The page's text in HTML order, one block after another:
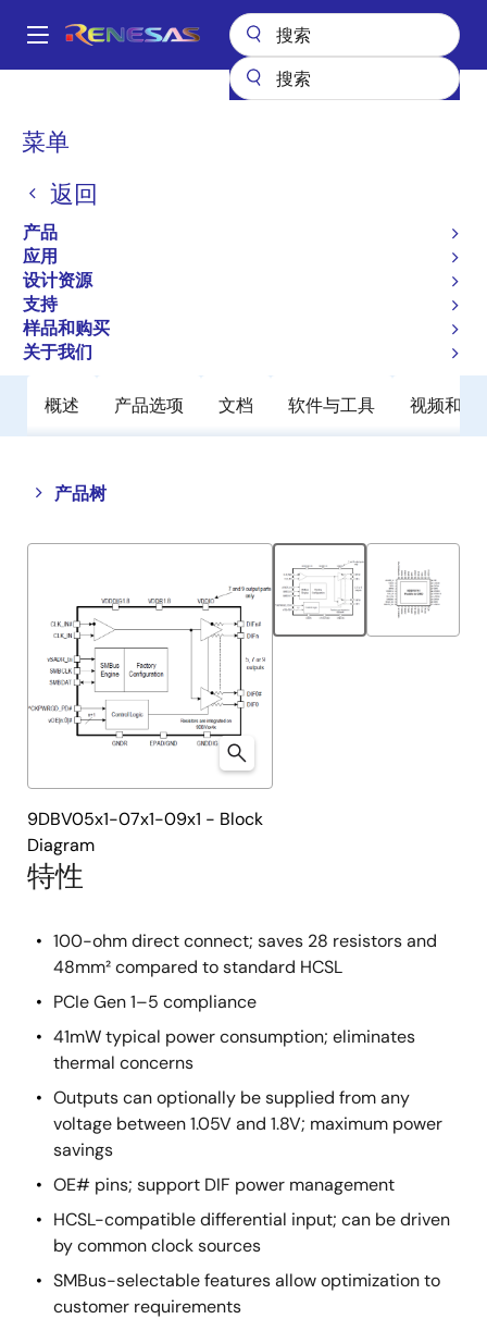
到
Main
菜单
返回
产品
应用
设计资源
支持
样品和购买
关于我们
面
屑
特定应用时钟 9DBV0741
9DBV0741
过时
7-Output 1.8V HCSL Fanout Clock
Buffer
概述 产品选项 文档 软件与工具 视频和活
产品树
Close
tree
Open
tree
特性
100-ohm direct connect; saves 28 resistors and
48mm² compared to standard HCSL
PCIe Gen 1–5 compliance
41mW typical power consumption; eliminates
thermal concerns
Outputs can optionally be supplied from any
voltage between 1.05V and 1.8V; maximum power
savings
OE# pins; support DIF power management
HCSL-compatible differential input; can be driven
by common clock sources
SMBus-selectable features allow optimization to
customer requirements
9DBV05x1-07x1-09x1 - Block
Diagram